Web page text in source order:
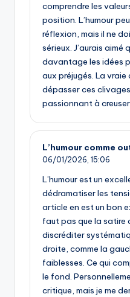
comprendre les
position. L’humour
réflexion, mais il ne
sérieux. J’aurais aimé
davantage les idées
aux préjugés. La
dépasser ces
passionnant à
L’humour comme
06/01/2026, 15:06
L’humour est un
dédramatiser les
article en est un bon
faut pas que la satire
discréditer
droite, comme la
faiblesses. Ce qui
le fond.
critique, mais je me